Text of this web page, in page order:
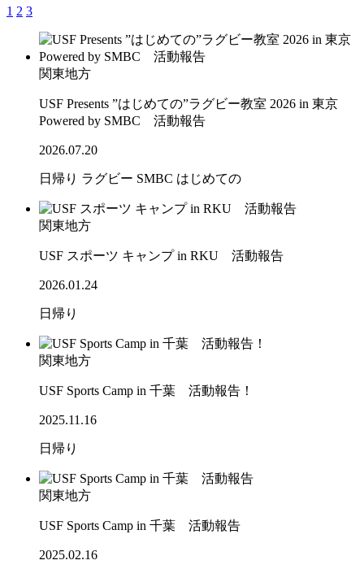
1 2 3
関東地方
USF Presents ”はじめての”ラグビー教室 2026 in 東京
Powered by SMBC 活動報告
2026.07.20
日帰り ラグビー SMBC はじめての
関東地方
USF スポーツ キャンプ in RKU 活動報告
2026.01.24
日帰り
関東地方
USF Sports Camp in 千葉 活動報告！
2025.11.16
日帰り
関東地方
USF Sports Camp in 千葉 活動報告
2025.02.16